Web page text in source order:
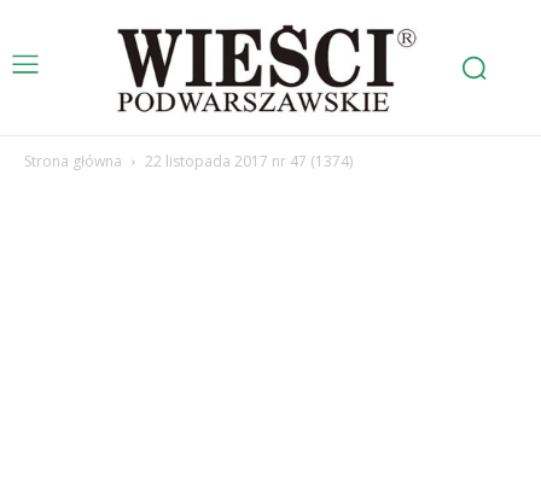
Strona główna 22 listopada 2017 nr 47 (1374)